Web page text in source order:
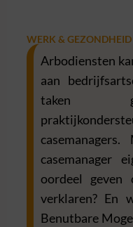
WERK & GEZONDHEID
Arbodiensten
aan
taken
casemanagers.
casemanager
oordeel geven
verklaren? En
Benutbare